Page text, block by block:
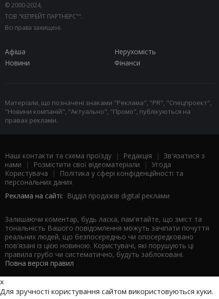
© 2000-2024,
ТОВ "КЕПРЕЙТ ПАРТНЕРС"".
Всі права захищені.
Афіша
Нерухомість
Новини
Фінанси
Матеріали, що позначені знаками "Реклама", "PR", "Спецпроект",
"Новини компаній", "Актуально", "Промо", публікуються на
правах реклами.
Наші контакти та схема проїзду | Редакція | Зв'язатися з
нами | Розмістити свої відеоматеріали | Угода
Користувача |
Політика у сфері конфіденційності та
персональних даних
Реклама на сайті: Відділ продажів digital реклами
Залишаючи коментар, будь ласка, пам'ятайте, що зміст та
тональність Вашого повідомлення можуть зачіпати почуття
реальних людей, що безпосередньо чи опосередковано
пов'язані із цією новиною. Користувачі, які порушують ці
правила грубо чи систематично, будуть заблоковані.
Повна версія правил
x
Для зручності користування сайтом використовуються куки.